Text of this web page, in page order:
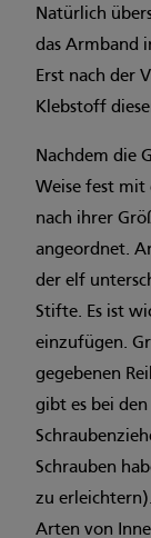
Natürlich
das Armband
Erst nach der
Klebstoff
Nachdem die
Weise fest mit
nach ihrer
angeordnet.
der elf
Stifte. Es ist
einzufügen.
gegebenen
gibt es bei
Schrauben
zu
Arten von